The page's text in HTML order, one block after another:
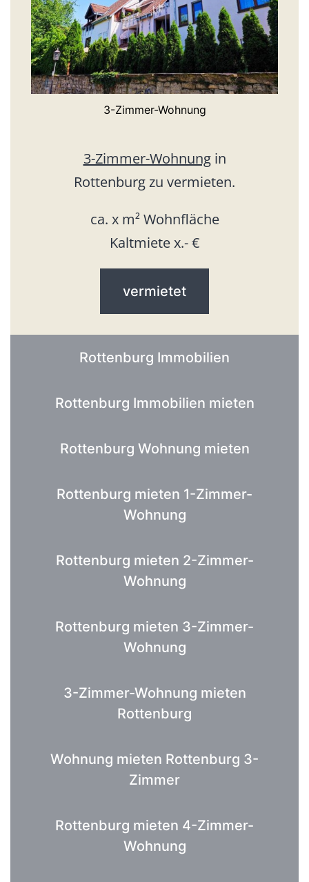
3-Zimmer-Wohnung
3-Zimmer-Wohnungin
Rottenburg zu vermieten.
ca. x m² Wohnfläche
Kaltmiete x.- €
vermietet
Rottenburg Immobilien
Rottenburg Immobilien mieten
Rottenburg Wohnung mieten
Rottenburg mieten 1-Zimmer-
Wohnung
Rottenburg mieten 2-Zimmer-
Wohnung
Rottenburg mieten 3-Zimmer-
Wohnung
3-Zimmer-Wohnung mieten
Rottenburg
Wohnung mieten Rottenburg 3-
Zimmer
Rottenburg mieten 4-Zimmer-
Wohnung